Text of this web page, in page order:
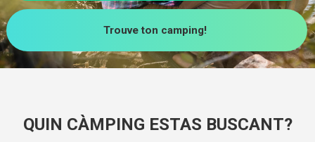
Trouve ton camping!
QUIN CÀMPING ESTAS BUSCANT?